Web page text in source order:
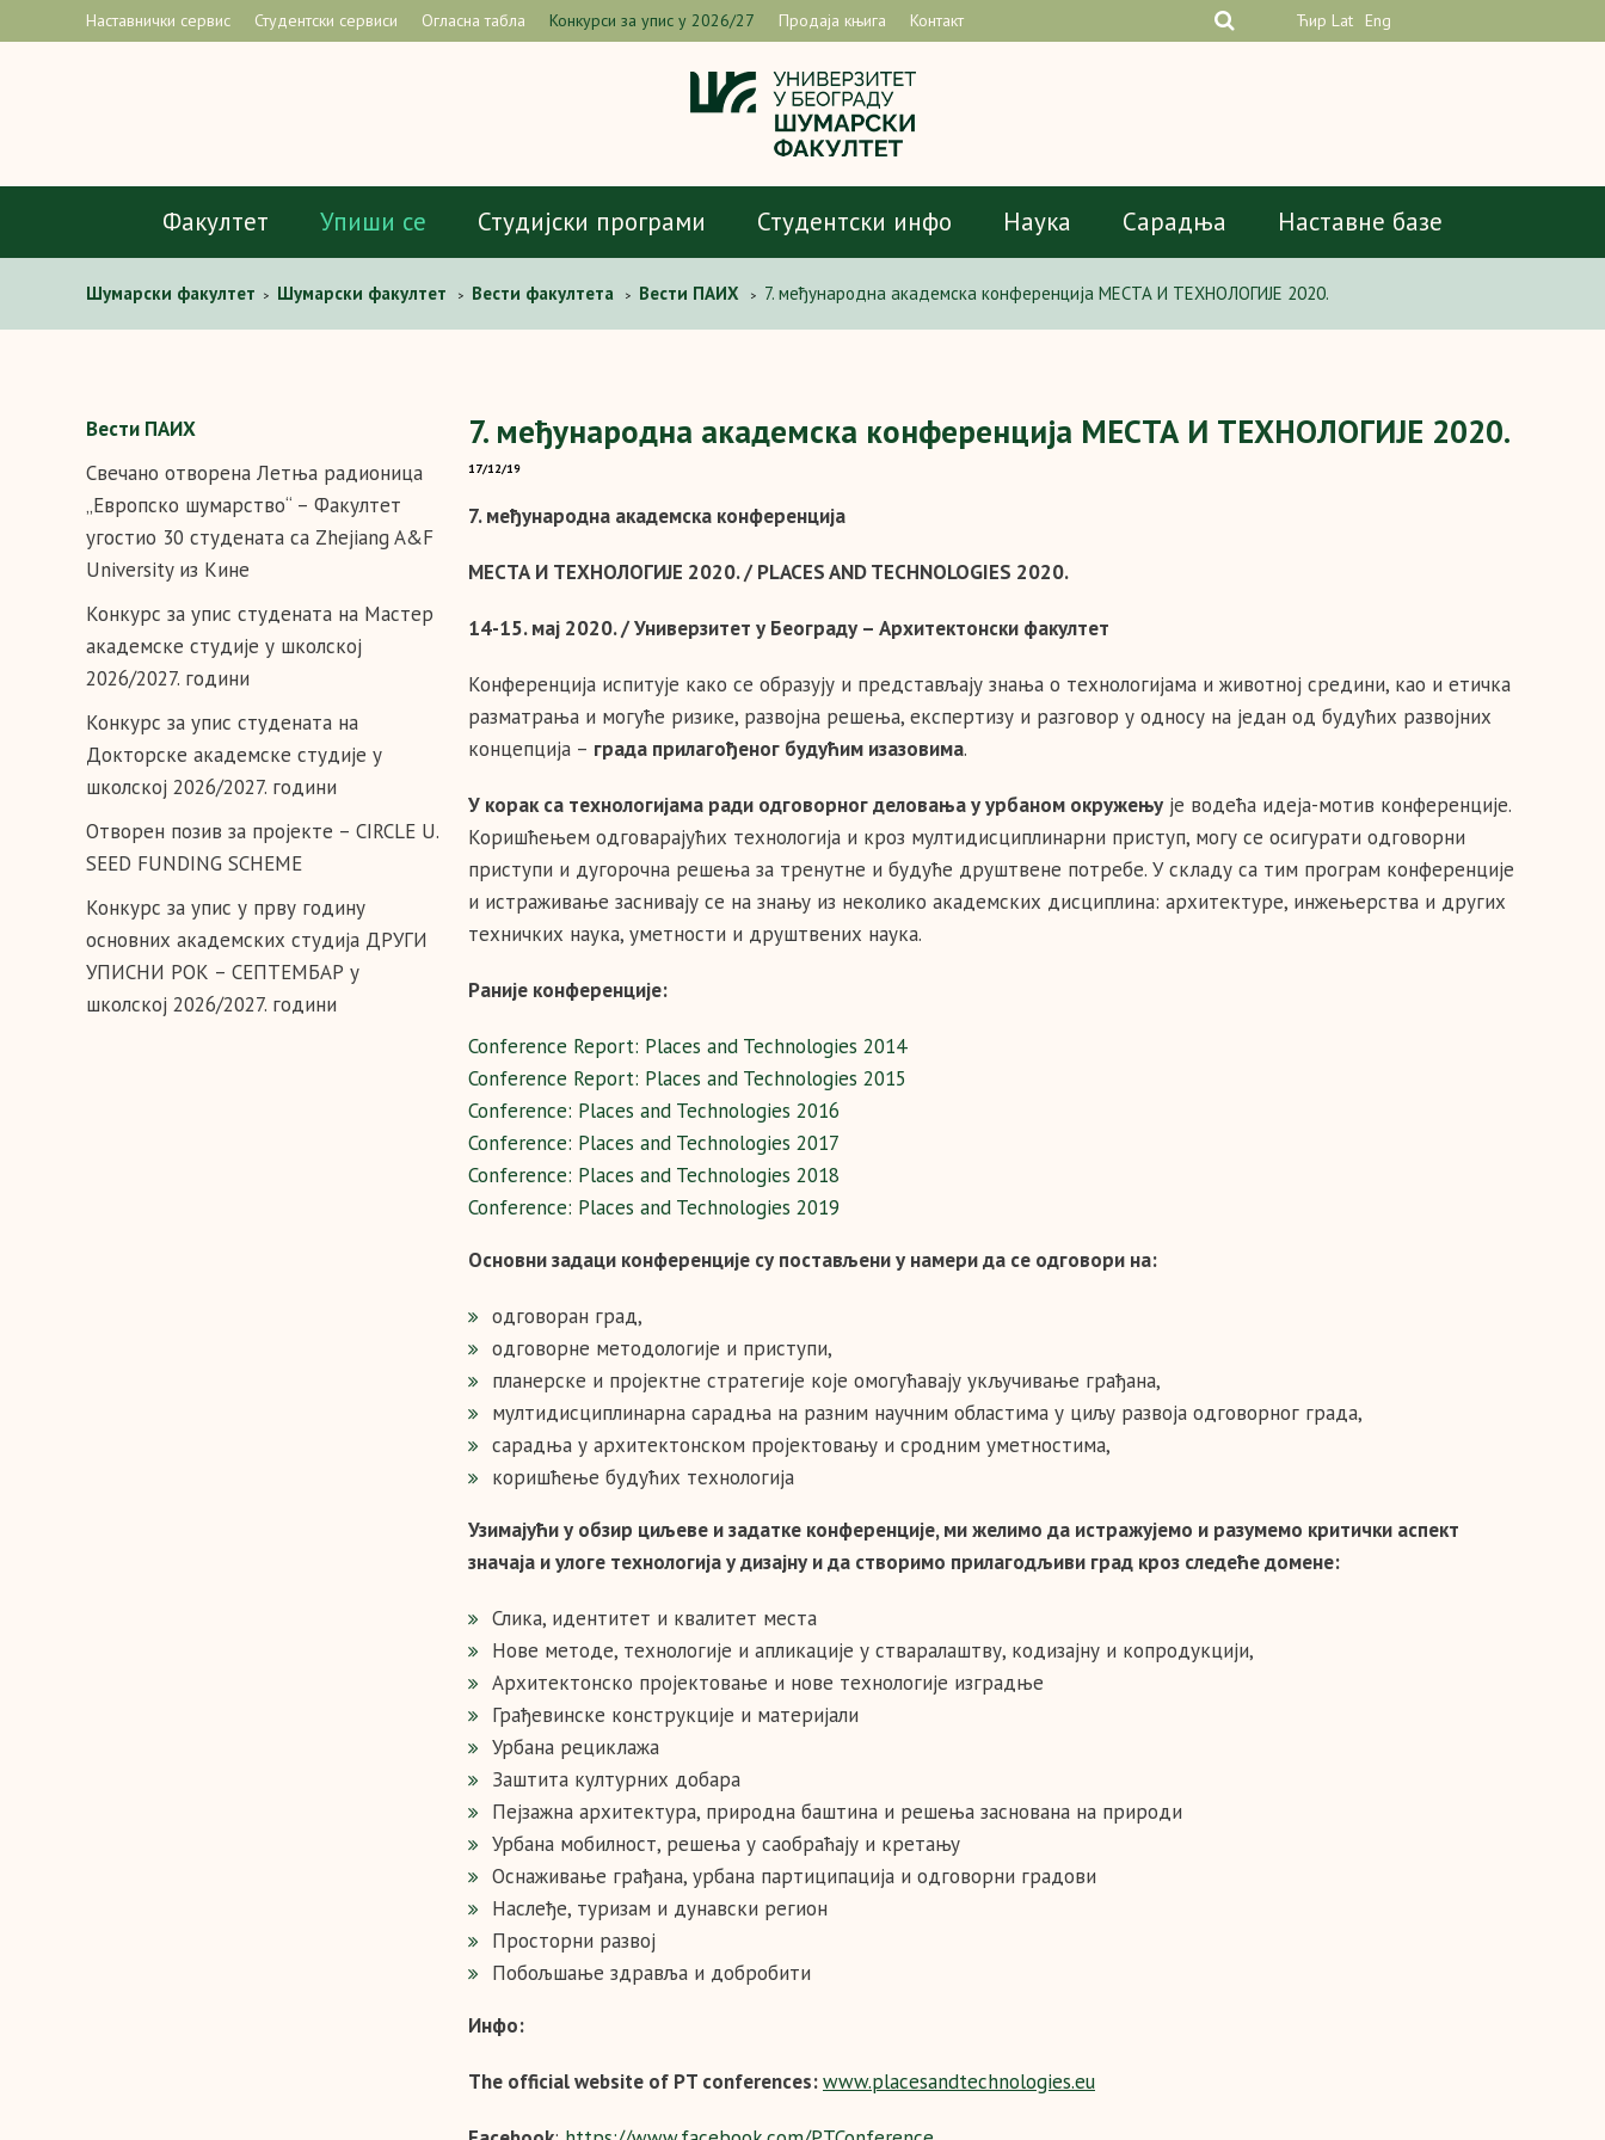
Наставнички сервис Студентски сервиси Огласна табла Конкурси за упис у 2026/27 Продаја књига Контакт Ћир Lat Eng
Факултет Упиши се Студијски програми Студентски инфо Наука Сарадња Наставне базе
Шумарски факултет > Шумарски факултет > Вести факултета > Вести ПАИХ > 7. међународна академска конференција МЕСТА И ТЕХНОЛОГИЈЕ 2020.
Вести ПАИХ
Свечано отворена Летња радионица
„Европско шумарство“ – Факултет
угостио 30 студената са Zhejiang A&F
University из Кине
Конкурс за упис студената на Мастер
академске студије у школској
2026/2027. години
Конкурс за упис студената на
Докторске академске студије у
школској 2026/2027. години
Отворен позив за пројекте – CIRCLE U.
SEED FUNDING SCHEME
Конкурс за упис у прву годину
основних академских студија ДРУГИ
УПИСНИ РОК – СЕПТЕМБАР у
школској 2026/2027. години
7. међународна академска конференција МЕСТА И ТЕХНОЛОГИЈЕ 2020.
17/12/19
7. међународна академска конференција
МЕСТА И ТЕХНОЛОГИЈЕ 2020. / PLACES AND TECHNOLOGIES 2020.
14-15. мај 2020. / Универзитет у Београду – Архитектонски факултет
Конференција испитује како се образују и представљају знања о технологијама и животној средини, као и етичка
разматрања и могуће ризике, развојна решења, експертизу и разговор у односу на један од будућих развојних
концепција – града прилагођеног будућим изазовима.
У корак са технологијама ради одговорног деловања у урбаном окружењу је водећа идеја-мотив конференције.
Коришћењем одговарајућих технологија и кроз мултидисциплинарни приступ, могу се осигурати одговорни
приступи и дугорочна решења за тренутне и будуће друштвене потребе. У складу са тим програм конференције
и истраживање заснивају се на знању из неколико академских дисциплина: архитектуре, инжењерства и других
техничких наука, уметности и друштвених наука.
Раније конференције:
Conference Report: Places and Technologies 2014
Conference Report: Places and Technologies 2015
Conference: Places and Technologies 2016
Conference: Places and Technologies 2017
Conference: Places and Technologies 2018
Conference: Places and Technologies 2019
Основни задаци конференције су постављени у намери да се одговори на:
одговоран град,
одговорне методологије и приступи,
планерске и пројектне стратегије које омогућавају укључивање грађана,
мултидисциплинарна сарадња на разним научним областима у циљу развоја одговорног града,
сарадња у архитектонском пројектовању и сродним уметностима,
коришћење будућих технологија
Узимајући у обзир циљеве и задатке конференције, ми желимо да истражујемо и разумемо критички аспект
значаја и улоге технологија у дизајну и да створимо прилагодљиви град кроз следеће домене:
Слика, идентитет и квалитет места
Нове методе, технологије и апликације у стваралаштву, кодизајну и копродукцији,
Архитектонско пројектовање и нове технологије изградње
Грађевинске конструкције и материјали
Урбана рециклажа
Заштита културних добара
Пејзажна архитектура, природна баштина и решења заснована на природи
Урбана мобилност, решења у саобраћају и кретању
Оснаживање грађана, урбана партиципација и одговорни градови
Наслеђе, туризам и дунавски регион
Просторни развој
Побољшање здравља и добробити
Инфо:
The official website of PT conferences:www.placesandtechnologies.eu